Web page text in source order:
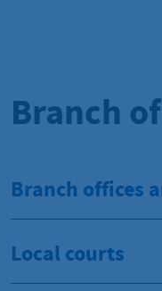
Branch
Branch offices
Local courts